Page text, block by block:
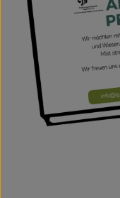
So geht´s
Hofladen
Über uns